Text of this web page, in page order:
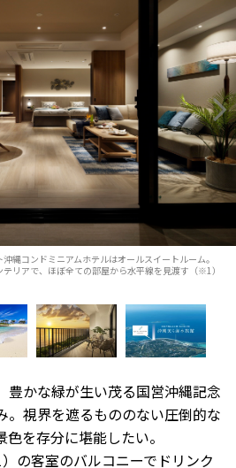
縄コンドミニアムホテルはオールスイートルーム。
リアで、ほぼ全ての部屋から水平線を見渡す（※1）
豊かな緑が生い茂る国営沖縄記念
。視界を遮るもののない圧倒的な
を存分に堪能したい。
の客室のバルコニーでドリンク